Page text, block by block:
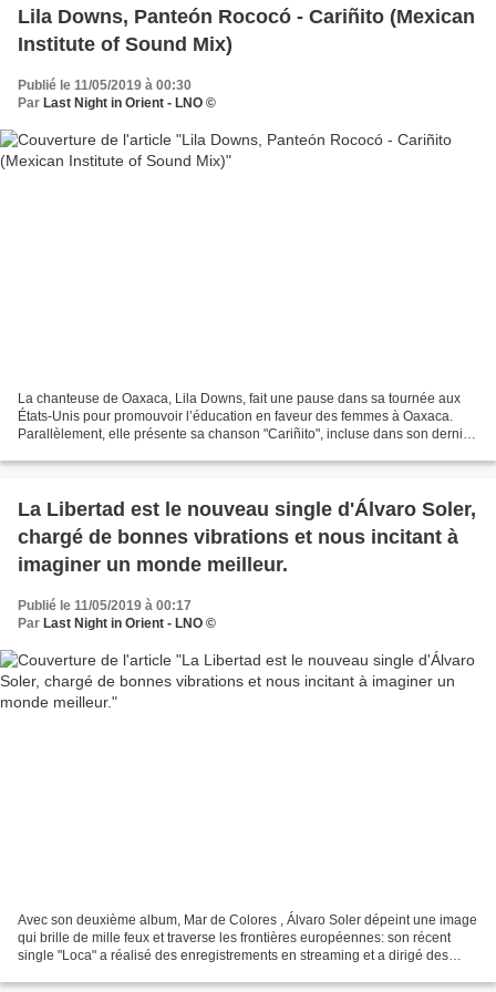
Lila Downs, Panteón Rococó - Cariñito (Mexican
Institute of Sound Mix)
Publié le 11/05/2019 à 00:30
Par Last Night in Orient - LNO ©
La chanteuse de Oaxaca, Lila Downs, fait une pause dans sa tournée aux
États-Unis pour promouvoir l’éducation en faveur des femmes à Oaxaca.
Parallèlement, elle présente sa chanson "Cariñito", incluse dans son dernier
La Libertad est le nouveau single d'Álvaro Soler,
chargé de bonnes vibrations et nous incitant à
imaginer un monde meilleur.
Publié le 11/05/2019 à 00:17
Par Last Night in Orient - LNO ©
Avec son deuxième album, Mar de Colores , Álvaro Soler dépeint une image
qui brille de mille feux et traverse les frontières européennes: son récent
single "Loca" a réalisé des enregistrements en streaming et a dirigé des